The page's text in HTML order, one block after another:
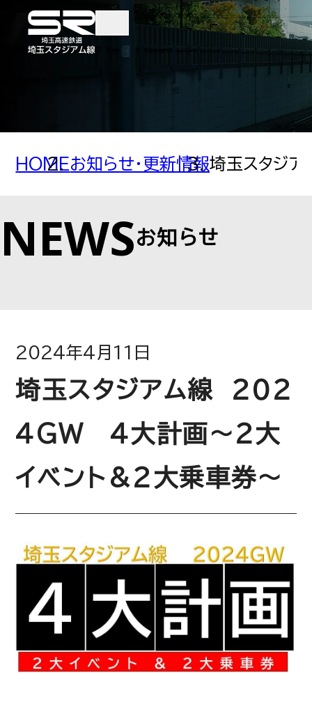
TRAINS AND
電車・きっぷ
うらわみその
ひがしかわぐち
新井宿
あらいじゅく
鳩ヶ谷
HOMEお知らせ・更新情報埼玉スタジア
NEWSお知らせ
2024年4月11日
埼玉スタジアム線 ２０２
４GW ４大計画～２大
イベント＆２大乗車券～